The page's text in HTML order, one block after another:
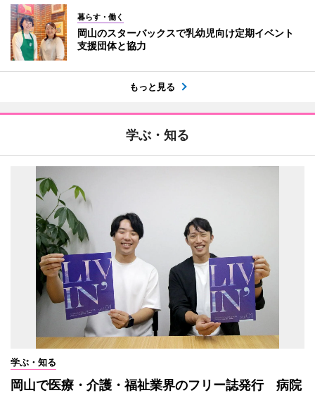
暮らす・働く
岡山のスターバックスで乳幼児向け定期イベント
支援団体と協力
もっと見る
学ぶ・知る
学ぶ・知る
岡山で医療・介護・福祉業界のフリー誌発行 病院